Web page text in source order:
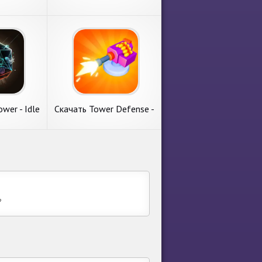
of
с
Clash
от
APK на Андроид
Скачать Gold Tower
Defense [Взлом
Бесконечные монеты]
APK на Андроид
Рассмотрим игру с
категории стратегии. Gold
Tower Defense от
известного коллектива 부
싯돌(BUSIDOL). Главные
требования. 1. Объем
незанятой памяти
подробнее
- Idle
The
Скачать Tower Defense -
с пункта меню аркады.